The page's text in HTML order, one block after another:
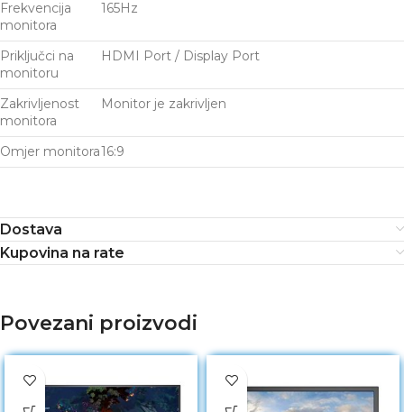
Frekvencija
monitora
165Hz
Priključci na
monitoru
HDMI Port / Display Port
Zakrivljenost
monitora
Monitor je zakrivljen
Omjer monitora16:9
Dostava
Kupovina na rate
Povezani proizvodi